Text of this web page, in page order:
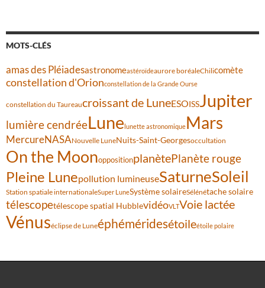
MOTS-CLÉS
amas des Pléiadesastronomeastéroïdeaurore boréaleChilicomète
constellation d'Orionconstellation de la Grande Ourse
constellation du Taureaucroissant de LuneESOISSJupiter
lumière cendréeLunelunette astronomiqueMars
MercureNASANouvelle LuneNuits-Saint-Georgesoccultation
On the MoonoppositionplanètePlanète rouge
Pleine Lunepollution lumineuseSaturneSoleil
Station spatiale internationaleSuper LuneSystème solaireSélénétache solaire
télescopetélescope spatial HubblevidéoVLTVoie lactée
Vénuséclipse de Luneéphéméridesétoileétoile polaire